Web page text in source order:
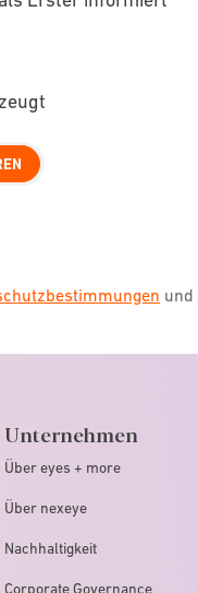
und
Unternehmen
Über eyes + more
Über nexeye
Nachhaltigkeit
Corporate Governance